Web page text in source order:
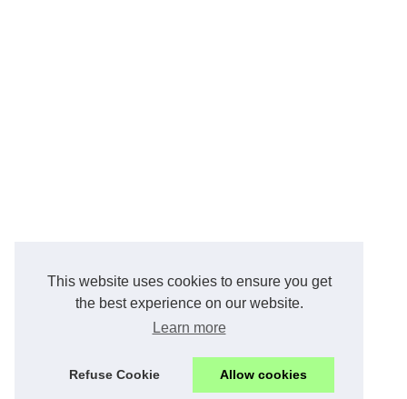
This website uses cookies to ensure you get
the best experience on our website.
Learn more
Refuse Cookie Allow cookies